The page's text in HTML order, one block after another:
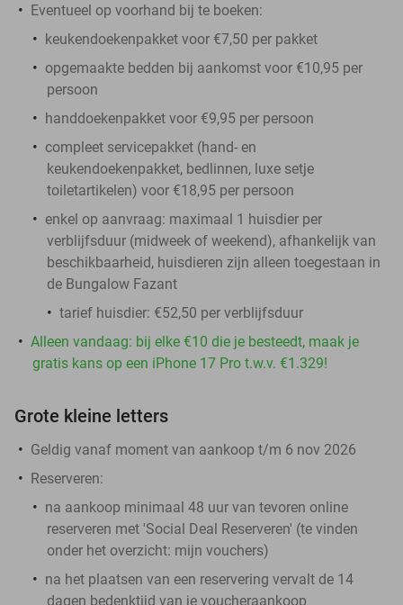
Eventueel op voorhand bij te boeken:
keukendoekenpakket voor €7,50 per pakket
opgemaakte bedden bij aankomst voor €10,95 per
persoon
handdoekenpakket voor €9,95 per persoon
compleet servicepakket (hand- en
keukendoekenpakket, bedlinnen, luxe setje
toiletartikelen) voor €18,95 per persoon
enkel op aanvraag: maximaal 1 huisdier per
verblijfsduur (midweek of weekend), afhankelijk van
beschikbaarheid, huisdieren zijn alleen toegestaan in
de Bungalow Fazant
tarief huisdier: €52,50 per verblijfsduur
Alleen vandaag: bij elke €10 die je besteedt, maak je
gratis kans op een iPhone 17 Pro t.w.v. €1.329!
Grote kleine letters
Geldig vanaf moment van aankoop t/m 6 nov 2026
Reserveren:
na aankoop minimaal 48 uur van tevoren online
reserveren met 'Social Deal Reserveren' (te vinden
onder het overzicht: mijn vouchers)
na het plaatsen van een reservering vervalt de 14
dagen bedenktijd van je voucheraankoop